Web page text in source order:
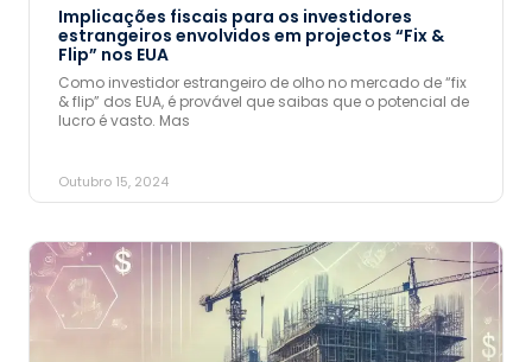
Implicações fiscais para os investidores
estrangeiros envolvidos em projectos “Fix &
Flip” nos EUA
Como investidor estrangeiro de olho no mercado de “fix
& flip” dos EUA, é provável que saibas que o potencial de
lucro é vasto. Mas
Outubro 15, 2024